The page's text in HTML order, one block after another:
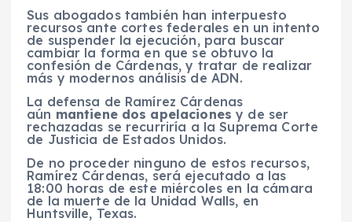
Sus abogados también han interpuesto
recursos ante cortes federales en un intento
de suspender la ejecución, para buscar
cambiar la forma en que se obtuvo la
confesión de Cárdenas, y tratar de realizar
más y modernos análisis de ADN.
La defensa de Ramírez Cárdenas
aún mantiene dos apelaciones y de ser
rechazadas se recurriría a la Suprema Corte
de Justicia de Estados Unidos.
De no proceder ninguno de estos recursos,
Ramírez Cárdenas, será ejecutado a las
18:00 horas de este miércoles en la cámara
de la muerte de la Unidad Walls, en
Huntsville, Texas.